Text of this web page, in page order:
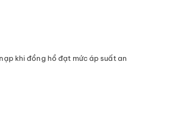
khi đồng hồ đạt mức áp suất an